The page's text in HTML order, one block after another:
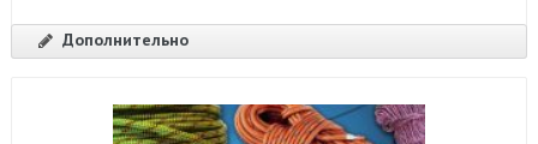
Дополнительно